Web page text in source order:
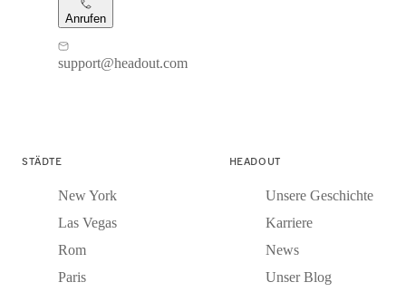
Anrufen
support@headout.com
STÄDTE
New York
Las Vegas
Rom
Paris
HEADOUT
Unsere Geschichte
Karriere
News
Unser Blog